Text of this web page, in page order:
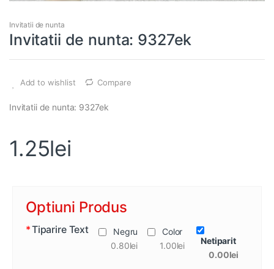
Invitatii de nunta
Invitatii de nunta: 9327ek
Add to wishlist Compare
Invitatii de nunta: 9327ek
1.25lei
Optiuni Produs
*Tiparire Text
Negru
0.80lei
Color
1.00lei
Netiparit
0.00lei